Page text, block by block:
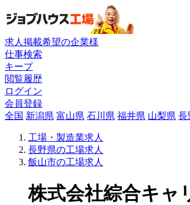
求人掲載希望の企業様
仕事検索
キープ
閲覧履歴
ログイン
会員登録
全国 新潟県 富山県 石川県 福井県 山梨県 長
工場・製造業求人
長野県の工場求人
飯山市の工場求人
株式会社綜合キャ